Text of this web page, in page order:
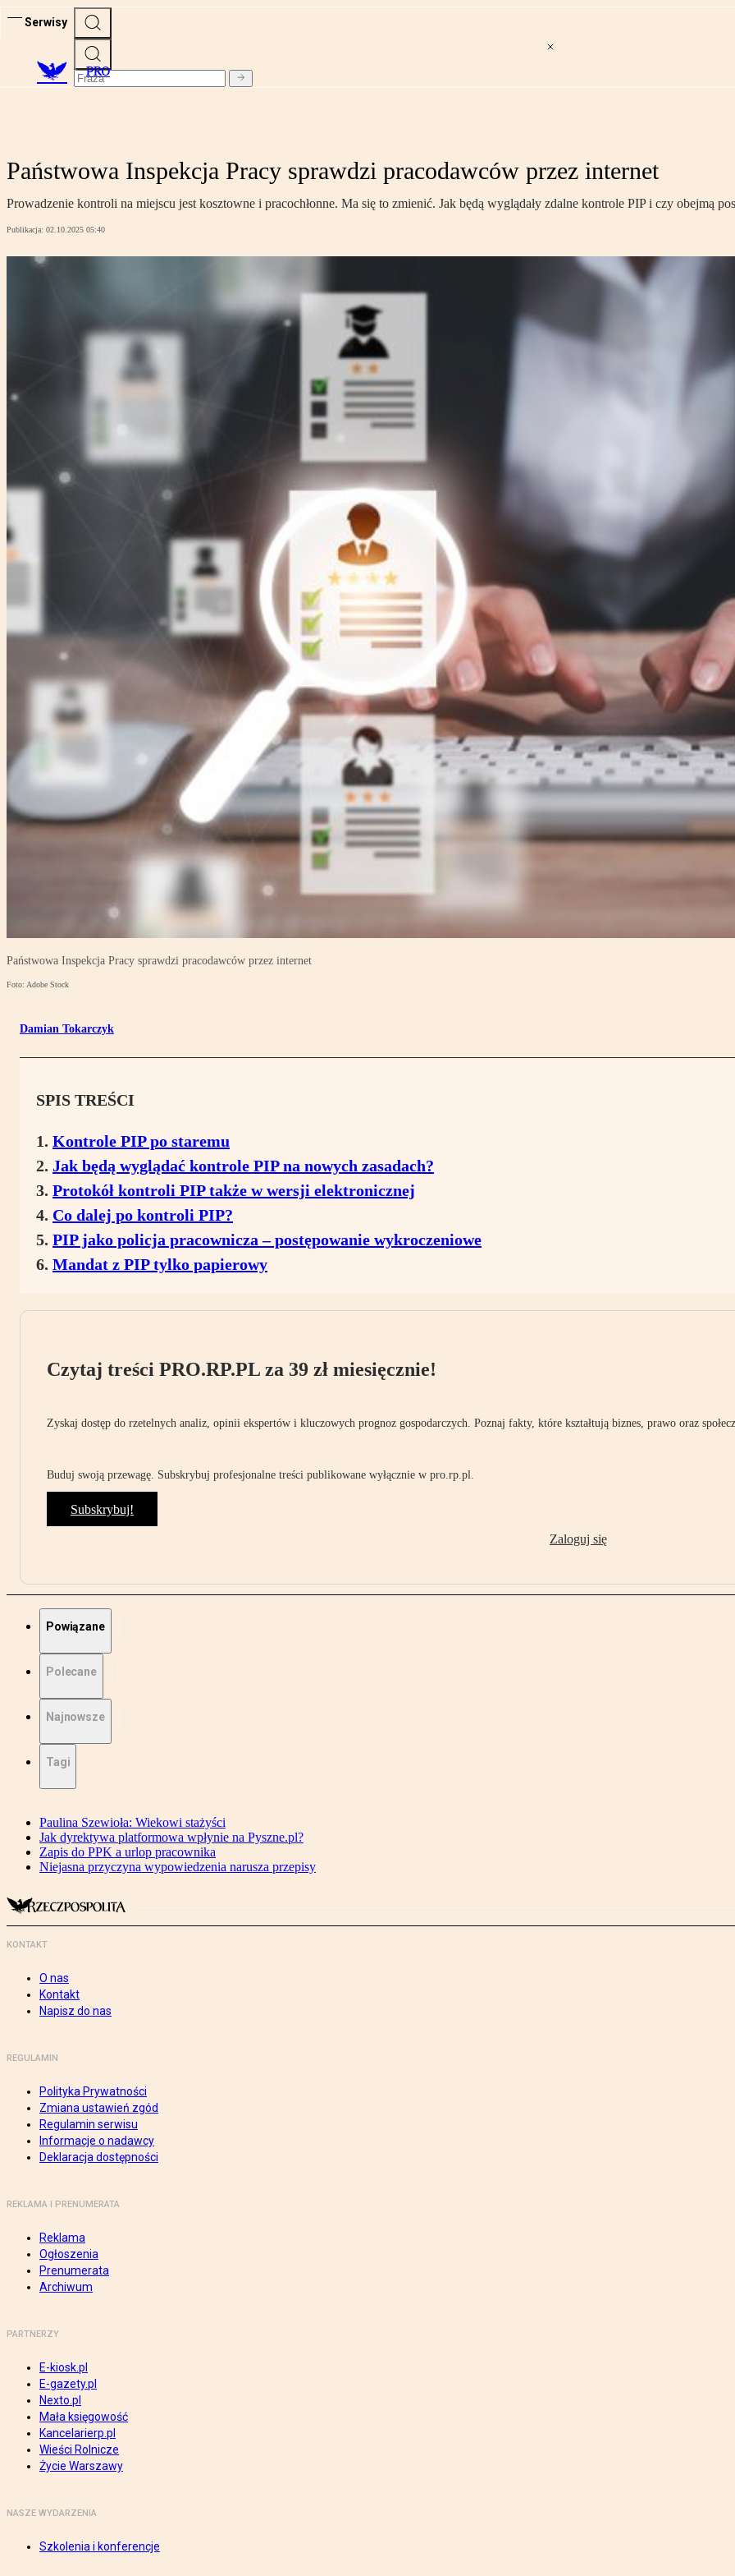
Serwisy
PRO
Państwowa Inspekcja Pracy sprawdzi pracodawców przez internet
Prowadzenie kontroli na miejscu jest kosztowne i pracochłonne. Ma się to zmienić. Jak będą wyglądały zdalne kontrole PIP i czy obejmą
Publikacja: 02.10.2025 05:40
Państwowa Inspekcja Pracy sprawdzi pracodawców przez internet
Foto: Adobe Stock
Damian Tokarczyk
SPIS TREŚCI
Kontrole PIP po staremu
Jak będą wyglądać kontrole PIP na nowych zasadach?
Protokół kontroli PIP także w wersji elektronicznej
Co dalej po kontroli PIP?
PIP jako policja pracownicza – postępowanie wykroczeniowe
Mandat z PIP tylko papierowy
Czytaj treści PRO.RP.PL za 39 zł miesięcznie!
Zyskaj dostęp do rzetelnych analiz, opinii ekspertów i kluczowych prognoz gospodarczych. Poznaj fakty, które kształtują biznes, prawo oraz
Buduj swoją przewagę. Subskrybuj profesjonalne treści publikowane wyłącznie w pro.rp.pl.
Subskrybuj!
Zaloguj się
Powiązane
Polecane
Najnowsze
Tagi
Paulina Szewioła: Wiekowi stażyści
Jak dyrektywa platformowa wpłynie na Pyszne.pl?
Zapis do PPK a urlop pracownika
Niejasna przyczyna wypowiedzenia narusza przepisy
KONTAKT
O nas
Kontakt
Napisz do nas
REGULAMIN
Polityka Prywatności
Zmiana ustawień zgód
Regulamin serwisu
Informacje o nadawcy
Deklaracja dostępności
REKLAMA I PRENUMERATA
Reklama
Ogłoszenia
Prenumerata
Archiwum
PARTNERZY
E-kiosk.pl
E-gazety.pl
Nexto.pl
Mała księgowość
Kancelarierp.pl
Wieści Rolnicze
Życie Warszawy
NASZE WYDARZENIA
Szkolenia i konferencje